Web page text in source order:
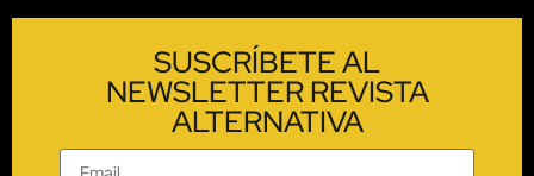
SUSCRÍBETE AL
NEWSLETTER REVISTA
ALTERNATIVA